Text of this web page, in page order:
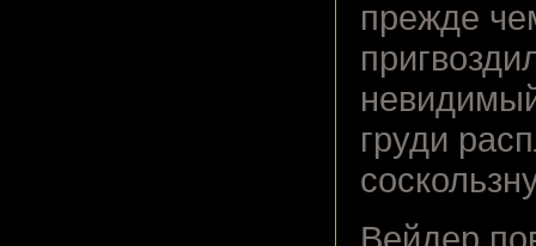
прежде
груди